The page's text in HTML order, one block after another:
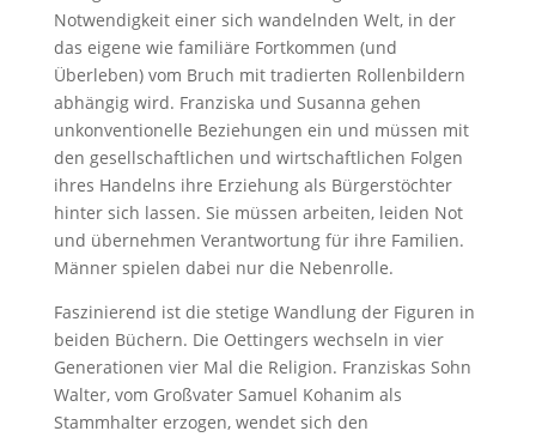
Notwendigkeit einer sich wandelnden Welt, in der
das eigene wie familiäre Fortkommen (und
Überleben) vom Bruch mit tradierten Rollenbildern
abhängig wird. Franziska und Susanna gehen
unkonventionelle Beziehungen ein und müssen mit
den gesellschaftlichen und wirtschaftlichen Folgen
ihres Handelns ihre Erziehung als Bürgerstöchter
hinter sich lassen. Sie müssen arbeiten, leiden Not
und übernehmen Verantwortung für ihre Familien.
Männer spielen dabei nur die Nebenrolle.
Faszinierend ist die stetige Wandlung der Figuren in
beiden Büchern. Die Oettingers wechseln in vier
Generationen vier Mal die Religion. Franziskas Sohn
Walter, vom Großvater Samuel Kohanim als
Stammhalter erzogen, wendet sich den